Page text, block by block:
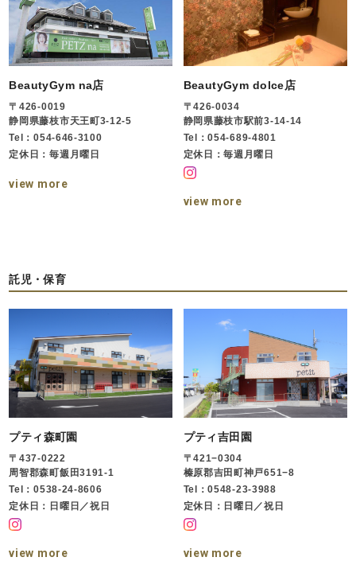
BeautyGym na店
〒426-0019
静岡県藤枝市天王町3-12-5
Tel：054-646-3100
定休日：毎週月曜日
view more
BeautyGym dolce店
〒426-0034
静岡県藤枝市駅前3-14-14
Tel：054-689-4801
定休日：毎週月曜日
view more
託児・保育
プティ森町園
〒437-0222
周智郡森町飯田3191-1
Tel：0538-24-8606
定休日：日曜日／祝日
view more
プティ吉田園
〒421−0304
榛原郡吉田町神戸651−8
Tel：0548-23-3988
定休日：日曜日／祝日
view more